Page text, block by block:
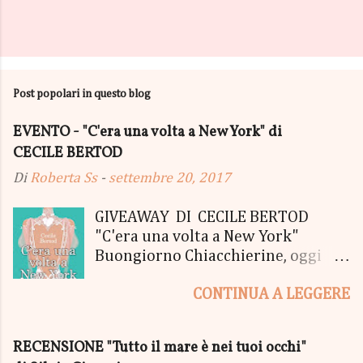
Post popolari in questo blog
EVENTO - "C'era una volta a New York" di
CECILE BERTOD
Di Roberta Ss - settembre 20, 2017
GIVEAWAY DI CECILE BERTOD
"C'era una volta a New York"
Buongiorno Chiacchierine, oggi
lanciamo il SUPER MEGA GIVEAWAY
05 Ottobre di "C'era una volta a
CONTINUA A LEGGERE
RECENSIONE "Tutto il mare è nei tuoi occhi"